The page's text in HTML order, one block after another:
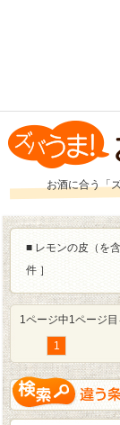
お酒に合う「
■ レモンの皮（を含
件 ］
1ページ中1ページ
1